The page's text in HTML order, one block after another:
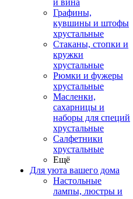
и вина
Графины,
кувшины и штофы
хрустальные
Стаканы, стопки и
кружки
хрустальные
Рюмки и фужеры
хрустальные
Масленки,
сахарницы и
наборы для специй
хрустальные
Салфетники
хрустальные
Ещё
Для уюта вашего дома
Настольные
лампы, люстры и